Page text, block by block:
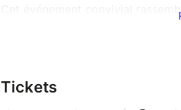
Cet événement convivial
Mardi 30 septembre 2025 /
Tickets